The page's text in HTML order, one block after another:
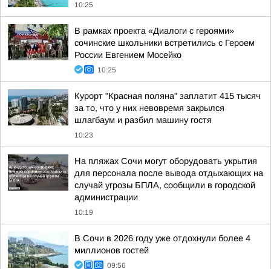
10:25
В рамках проекта «Диалоги с героями»
сочинские школьники встретились с Героем
России Евгением Мосейко
10:25
Курорт "Красная поляна" заплатит 415 тысяч
за то, что у них невовремя закрылся
шлагбаум и разбил машину гостя
10:23
На пляжах Сочи могут оборудовать укрытия
для персонала после вывода отдыхающих на
случай угрозы БПЛА, сообщили в городской
администрации
10:19
В Сочи в 2026 году уже отдохнули более 4
миллионов гостей
09:56